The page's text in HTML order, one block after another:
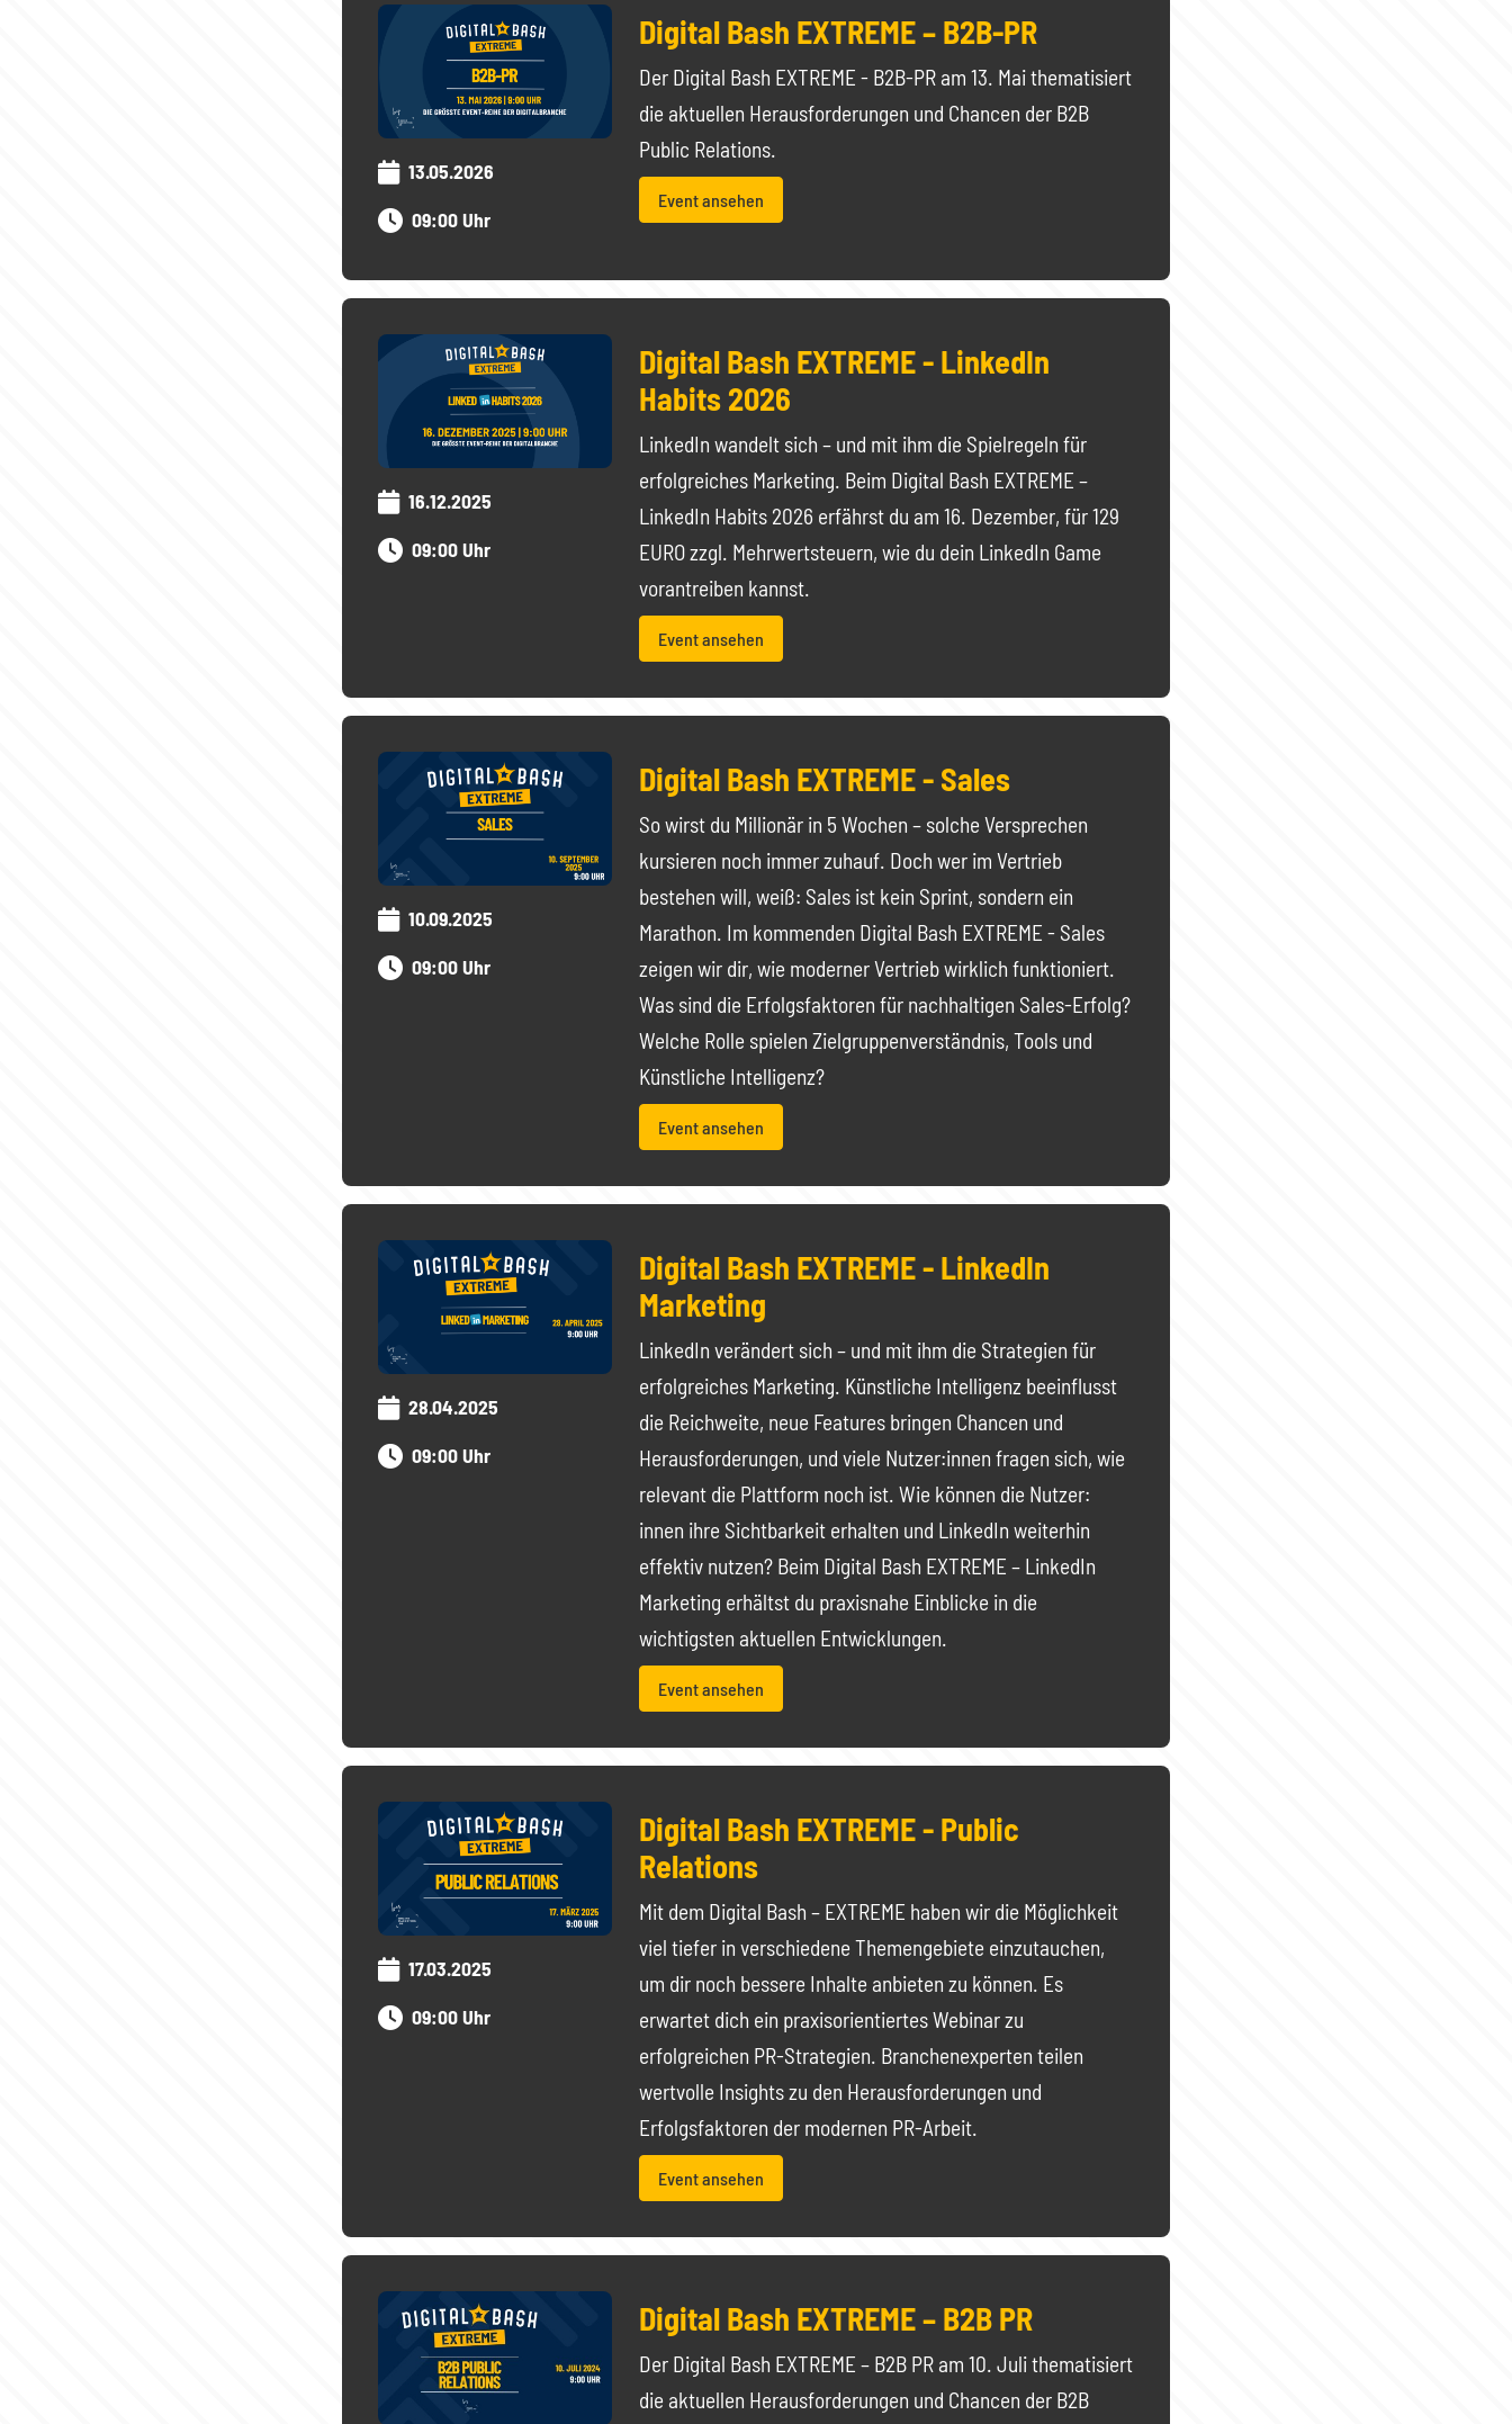
13.05.2026
09:00 Uhr
Digital Bash EXTREME – B2B-PR
Der Digital Bash EXTREME - B2B-PR am 13. Mai thematisiert
die aktuellen Herausforderungen und Chancen der B2B
Public Relations.
Event ansehen
16.12.2025
09:00 Uhr
Digital Bash EXTREME - LinkedIn
Habits 2026
LinkedIn wandelt sich – und mit ihm die Spielregeln für
erfolgreiches Marketing. Beim Digital Bash EXTREME –
LinkedIn Habits 2026 erfährst du am 16. Dezember, für 129
EURO zzgl. Mehrwertsteuern, wie du dein LinkedIn Game
vorantreiben kannst.
Event ansehen
10.09.2025
09:00 Uhr
Digital Bash EXTREME - Sales
So wirst du Millionär in 5 Wochen – solche Versprechen
kursieren noch immer zuhauf. Doch wer im Vertrieb
bestehen will, weiß: Sales ist kein Sprint, sondern ein
Marathon. Im kommenden Digital Bash EXTREME - Sales
zeigen wir dir, wie moderner Vertrieb wirklich funktioniert.
Was sind die Erfolgsfaktoren für nachhaltigen Sales-Erfolg?
Welche Rolle spielen Zielgruppenverständnis, Tools und
Künstliche Intelligenz?
Event ansehen
28.04.2025
09:00 Uhr
Digital Bash EXTREME - LinkedIn
Marketing
LinkedIn verändert sich – und mit ihm die Strategien für
erfolgreiches Marketing. Künstliche Intelligenz beeinflusst
die Reichweite, neue Features bringen Chancen und
Herausforderungen, und viele Nutzer:innen fragen sich, wie
relevant die Plattform noch ist. Wie können die Nutzer:
innen ihre Sichtbarkeit erhalten und LinkedIn weiterhin
effektiv nutzen? Beim Digital Bash EXTREME – LinkedIn
Marketing erhältst du praxisnahe Einblicke in die
wichtigsten aktuellen Entwicklungen.
Event ansehen
17.03.2025
09:00 Uhr
Digital Bash EXTREME - Public
Relations
Mit dem Digital Bash – EXTREME haben wir die Möglichkeit
viel tiefer in verschiedene Themengebiete einzutauchen,
um dir noch bessere Inhalte anbieten zu können. Es
erwartet dich ein praxisorientiertes Webinar zu
erfolgreichen PR-Strategien. Branchenexperten teilen
wertvolle Insights zu den Herausforderungen und
Erfolgsfaktoren der modernen PR-Arbeit.
Event ansehen
Digital Bash EXTREME – B2B PR
Der Digital Bash EXTREME – B2B PR am 10. Juli thematisiert
die aktuellen Herausforderungen und Chancen der B2B